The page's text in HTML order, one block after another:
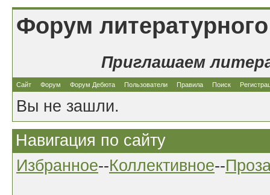
Форум
Приглашаем
Сайт Форум Форум Дебюта Пользователи Правила Поиск
Вы не зашли.
Навигация по сайту
Избранное--Коллективное--